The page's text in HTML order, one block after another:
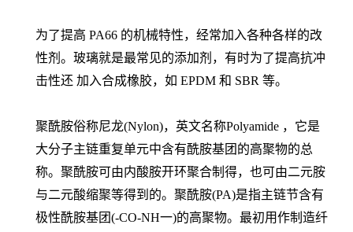
为了提高 PA66 的机械特性，经常加入各种各样的改
性剂。玻璃就是最常见的添加剂，有时为了提高抗冲
击性还 加入合成橡胶，如 EPDM 和 SBR 等。
聚酰胺俗称尼龙(Nylon)，英文名称Polyamide ，它是
大分子主链重复单元中含有酰胺基团的高聚物的总
称。聚酰胺可由内酸胺开环聚合制得，也可由二元胺
与二元酸缩聚等得到的。聚酰胺(PA)是指主链节含有
极性酰胺基团(-CO-NH一)的高聚物。最初用作制造纤